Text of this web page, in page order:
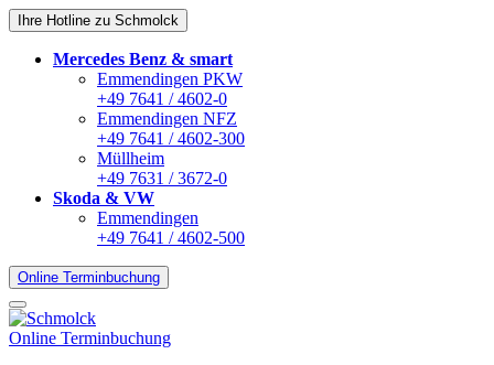
Ihre Hotline zu Schmolck
Mercedes Benz & smart
Emmendingen PKW
+49 7641 / 4602-0
Emmendingen NFZ
+49 7641 / 4602-300
Müllheim
+49 7631 / 3672-0
Skoda & VW
Emmendingen
+49 7641 / 4602-500
Online Terminbuchung
Online Terminbuchung